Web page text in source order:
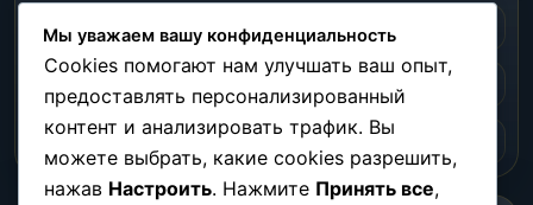
Главная
О нас Контакты
Мы уважаем вашу конфиденциальность
Cookies помогают нам улучшать ваш опыт,
предоставлять персонализированный
контент и анализировать трафик. Вы
можете выбрать, какие cookies разрешить,
нажав Настроить. Нажмите Принять все,